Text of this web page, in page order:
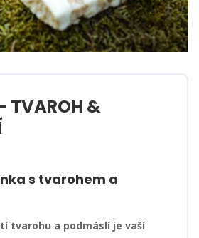
TVAROH &
s tvarohem a
tvarohu a podmáslí je vaší